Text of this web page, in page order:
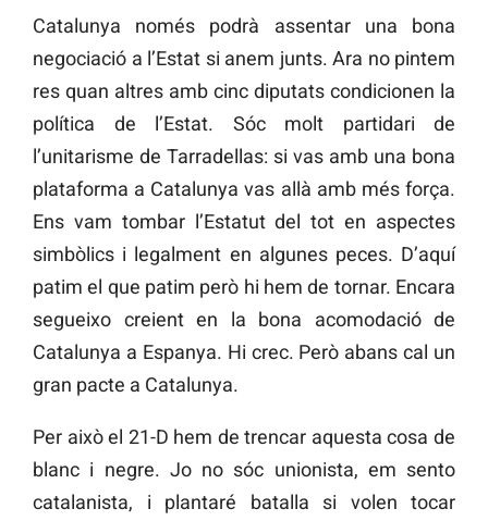
Catalunya només podrà assentar una bona
negociació a l’Estat si anem junts. Ara no pintem
res quan altres amb cinc diputats condicionen la
política de l’Estat. Sóc molt partidari de
l’unitarisme de Tarradellas: si vas amb una bona
plataforma a Catalunya vas allà amb més força.
Ens vam tombar l’Estatut del tot en aspectes
simbòlics i legalment en algunes peces. D’aquí
patim el que patim però hi hem de tornar. Encara
segueixo creient en la bona acomodació de
Catalunya a Espanya. Hi crec. Però abans cal un
gran pacte a Catalunya.
Per això el 21-D hem de trencar aquesta cosa de
blanc i negre. Jo no sóc unionista, em sento
catalanista, i plantaré batalla si volen tocar